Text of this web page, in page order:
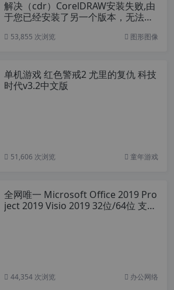
解决（cdr）CorelDRAW安装失败,由
于您已经安装了另一个版本，无法安
53,855 次浏览 图形图像
单机游戏 红色警戒2 尤里的复仇 科技
时代v3.2中文版
51,606 次浏览 童年游戏
全网唯一 Microsoft Office 2019 Pro
ject 2019 Visio 2019 32位/64位 支持
44,354 次浏览 办公网络